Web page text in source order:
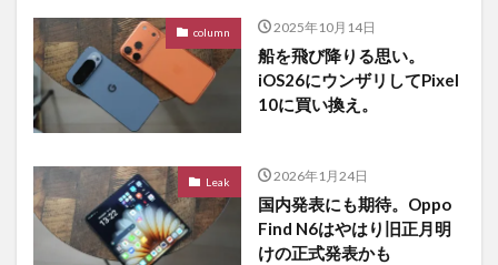
column 2025年10月14日
船を飛び降りる思い。
iOS26にウンザリしてPixel
10に買い換え。
Leak 2026年1月24日
国内発表にも期待。Oppo
Find N6はやはり旧正月明
けの正式発表かも